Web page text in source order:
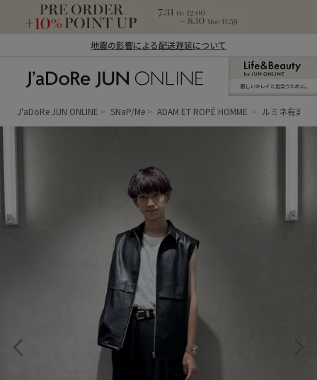
地震の影響による配送遅延について
ン オンライン）
新しいキレイと出合うために。
J'aDoRe JUN ONLINE SNaP/Me ADAM ET ROPÉ HOMME ルミネ有楽町